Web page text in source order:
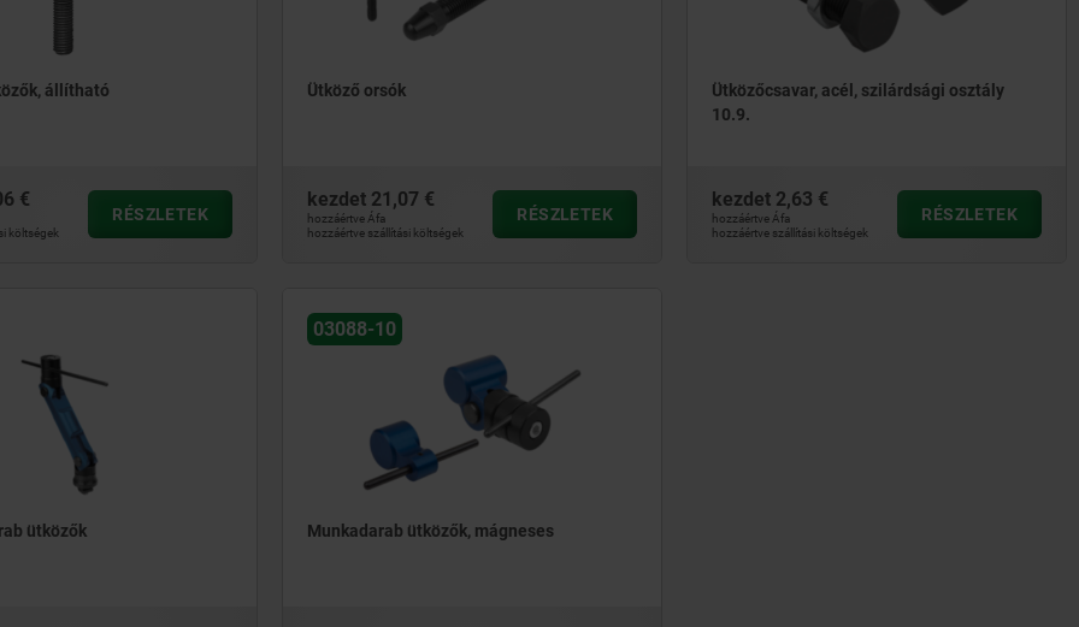
állítható
€
költségek
RÉSZLETEK
Ütköző orsók
kezdet 21,07 €
hozzáértve Áfa
hozzáértve szállítási költségek
RÉSZLETEK
Ütközőcsavar, acél, szilárdsági osztály
10.9.
kezdet 2,63 €
hozzáértve Áfa
hozzáértve szállítási költségek
RÉSZLETEK
ütközők
03088-10
Munkadarab ütközők, mágneses